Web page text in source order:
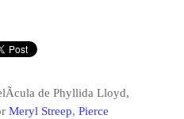
de Phyllida Lloyd,
Meryl Streep, Pierce